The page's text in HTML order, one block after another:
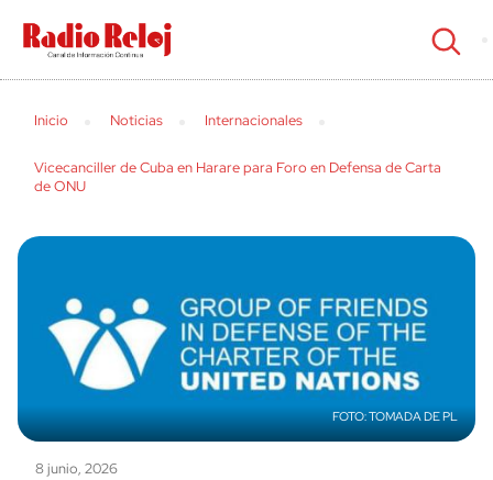
cerrar
Inicio Noticias Internacionales
Vicecanciller de Cuba en Harare para Foro en Defensa de Carta
de ONU
TOMADA DE PL
8 junio, 2026